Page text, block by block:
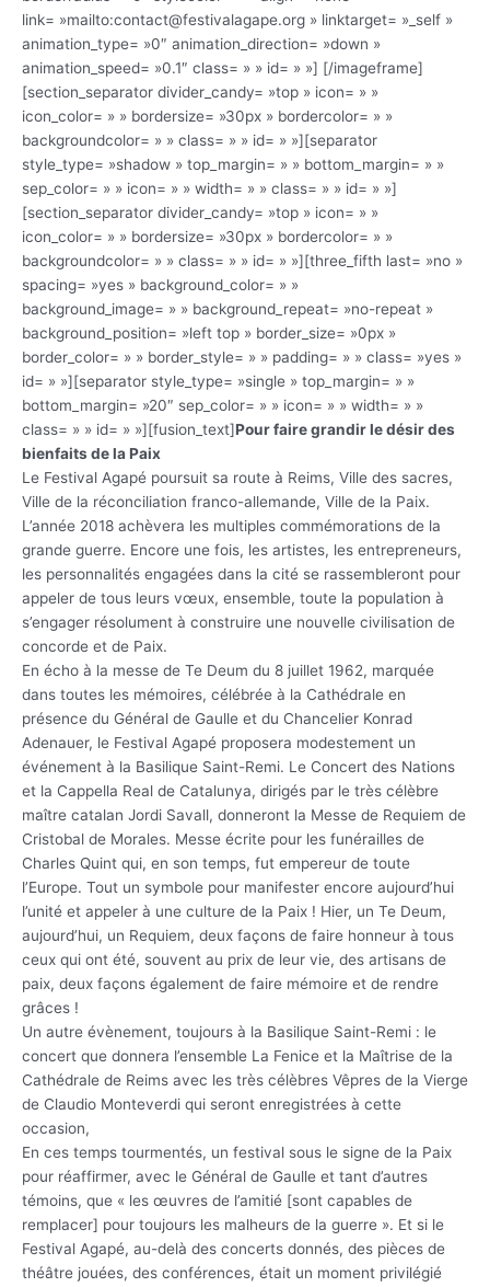
link= »mailto:contact@festivalagape.org » linktarget= »_self »
animation_type= »0″ animation_direction= »down »
animation_speed= »0.1″ class= » » id= » »] [/imageframe]
[section_separator divider_candy= »top » icon= » »
icon_color= » » bordersize= »30px » bordercolor= » »
backgroundcolor= » » class= » » id= » »][separator
style_type= »shadow » top_margin= » » bottom_margin= » »
sep_color= » » icon= » » width= » » class= » » id= » »]
[section_separator divider_candy= »top » icon= » »
icon_color= » » bordersize= »30px » bordercolor= » »
backgroundcolor= » » class= » » id= » »][three_fifth last= »no »
spacing= »yes » background_color= » »
background_image= » » background_repeat= »no-repeat »
background_position= »left top » border_size= »0px »
border_color= » » border_style= » » padding= » » class= »yes »
id= » »][separator style_type= »single » top_margin= » »
bottom_margin= »20″ sep_color= » » icon= » » width= » »
class= » » id= » »][fusion_text]Pour faire grandir le désir des
bienfaits de la Paix
Le Festival Agapé poursuit sa route à Reims, Ville des sacres,
Ville de la réconciliation franco-allemande, Ville de la Paix.
L’année 2018 achèvera les multiples commémorations de la
grande guerre. Encore une fois, les artistes, les entrepreneurs,
les personnalités engagées dans la cité se rassembleront pour
appeler de tous leurs vœux, ensemble, toute la population à
s’engager résolument à construire une nouvelle civilisation de
concorde et de Paix.
En écho à la messe de Te Deum du 8 juillet 1962, marquée
dans toutes les mémoires, célébrée à la Cathédrale en
présence du Général de Gaulle et du Chancelier Konrad
Adenauer, le Festival Agapé proposera modestement un
événement à la Basilique Saint-Remi. Le Concert des Nations
et la Cappella Real de Catalunya, dirigés par le très célèbre
maître catalan Jordi Savall, donneront la Messe de Requiem de
Cristobal de Morales. Messe écrite pour les funérailles de
Charles Quint qui, en son temps, fut empereur de toute
l’Europe. Tout un symbole pour manifester encore aujourd’hui
l’unité et appeler à une culture de la Paix ! Hier, un Te Deum,
aujourd’hui, un Requiem, deux façons de faire honneur à tous
ceux qui ont été, souvent au prix de leur vie, des artisans de
paix, deux façons également de faire mémoire et de rendre
grâces !
Un autre évènement, toujours à la Basilique Saint-Remi : le
concert que donnera l’ensemble La Fenice et la Maîtrise de la
Cathédrale de Reims avec les très célèbres Vêpres de la Vierge
de Claudio Monteverdi qui seront enregistrées à cette
occasion,
En ces temps tourmentés, un festival sous le signe de la Paix
pour réaffirmer, avec le Général de Gaulle et tant d’autres
témoins, que « les œuvres de l’amitié [sont capables de
remplacer] pour toujours les malheurs de la guerre ». Et si le
Festival Agapé, au-delà des concerts donnés, des pièces de
théâtre jouées, des conférences, était un moment privilégié